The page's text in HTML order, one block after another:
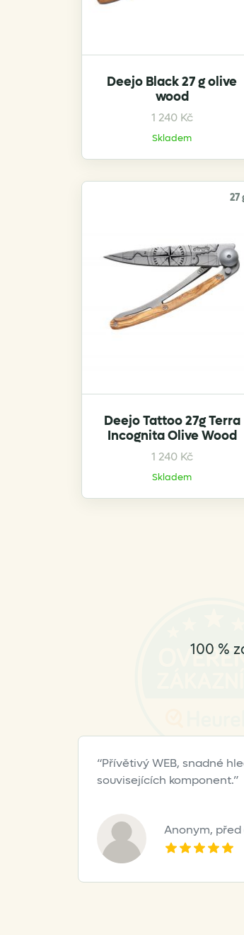
Deejo Black 27 g olive
wood
1 240 Kč
Skladem
27
Deejo Tattoo 27g Terra
Incognita Olive Wood
1 240 Kč
Skladem
100 %
Přívětivý WEB, snadné
souvisejících komponent.
Anonym, před